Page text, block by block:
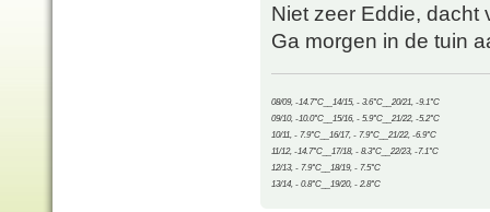
Niet zeer Eddie, dacht
Ga morgen in de tuin
08/09, -14.7°C__14/15, - 3.6°C__20/21, -9.1°C
09/10, -10.0°C__15/16, - 5.9°C__21/22, -5.2°C
10/11, - 7.9°C__16/17, - 7.9°C__21/22, -6.9°C
11/12, -14.7°C__17/18, - 8.3°C__22/23, -7.1°C
12/13, - 7.9°C__18/19, - 7.5°C
13/14, - 0.8°C__19/20, - 2.8°C